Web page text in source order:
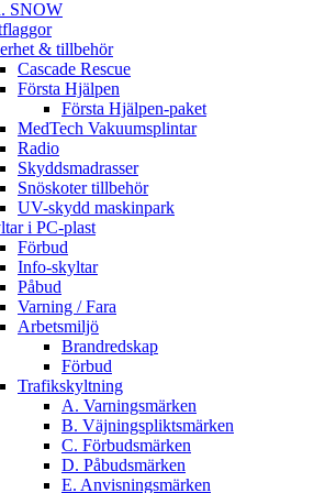
SNOW
& tillbehör
Cascade Rescue
Första Hjälpen
Första Hjälpen-paket
MedTech Vakuumsplintar
Radio
Skyddsmadrasser
Snöskoter tillbehör
UV-skydd maskinpark
i PC-plast
Förbud
Info-skyltar
Påbud
Varning / Fara
Arbetsmiljö
Brandredskap
Förbud
Trafikskyltning
A. Varningsmärken
B. Väjningspliktsmärken
C. Förbudsmärken
D. Påbudsmärken
E. Anvisningsmärken